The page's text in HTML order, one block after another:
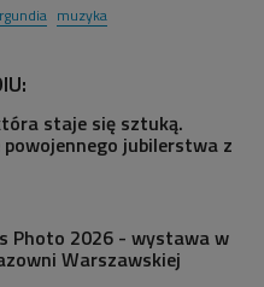
muzyka
staje się sztuką.
jubilerstwa z
Photo 2026 - wystawa w
Warszawskiej